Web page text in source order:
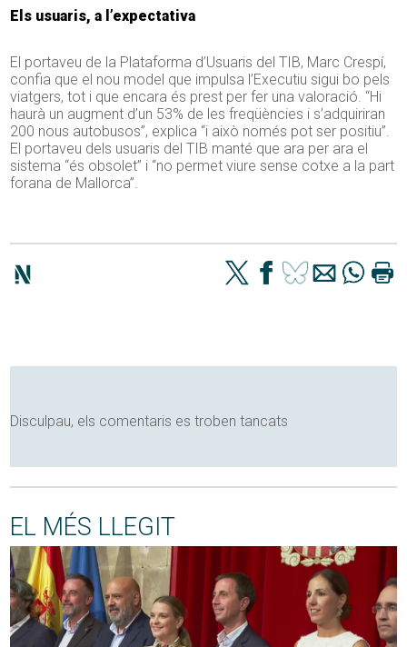
Els usuaris, a l’expectativa
El portaveu de la Plataforma d’Usuaris del TIB, Marc Crespí,
confia que el nou model que impulsa l’Executiu sigui bo pels
viatgers, tot i que encara és prest per fer una valoració. “Hi
haurà un augment d’un 53% de les freqüències i s’adquiriran
200 nous autobusos”, explica “i això només pot ser positiu”.
El portaveu dels usuaris del TIB manté que ara per ara el
sistema “és obsolet” i “no permet viure sense cotxe a la part
forana de Mallorca”.
Disculpau, els comentaris es troben tancats
EL MÉS LLEGIT